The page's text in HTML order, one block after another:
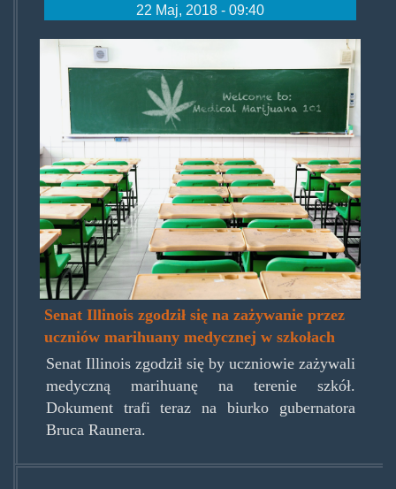
22 Maj, 2018 - 09:40
medical-
cannabis-
at-
school.jpg
Senat Illinois zgodził się na zażywanie przez
uczniów marihuany medycznej w szkołach
Senat Illinois zgodził się by uczniowie zażywali
medyczną marihuanę na terenie szkół.
Dokument trafi teraz na biurko gubernatora
Bruca Raunera.